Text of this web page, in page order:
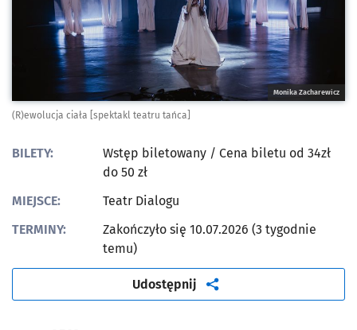
Monika Zacharewicz
(R)ewolucja ciała [spektakl teatru tańca]
BILETY: Wstęp biletowany / Cena biletu od 34zł
do 50 zł
MIEJSCE:
Teatr Dialogu
TERMINY:
Zakończyło się 10.07.2026 (3 tygodnie
temu)
Udostępnij artykuł